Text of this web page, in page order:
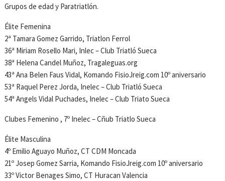
Grupos de edad y Paratriatlón.
Élite Femenina
2ª Tamara Gomez Garrido, Triatlon Ferrol
36ª Miriam Rosello Mari, Inlec – Club Triatló Sueca
38ª Helena Candel Muñoz, Tragaleguas.org
43ª Ana Belen Faus Vidal, Komando FisioJreig.com 10º aniversario
53ª Raquel Perez Jorda, Inelec – Club Triatló Sueca
54ª Angels Vidal Puchades, Inelec – Club Triato Sueca
Clubes Femenino , 7º Inelec – Cñub Triatlo Sueca
Élite Masculina
4º Emilio Aguayo Muñoz, CT CDM Moncada
21º Josep Gomez Sarria, Komando FisioJreig.com 10º aniversario
33º Victor Benages Simo, CT Huracan Valencia